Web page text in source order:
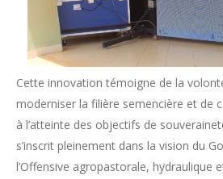
Cette innovation témoigne de la
moderniser la filière semencière et de
à l’atteinte des objectifs de
s’inscrit pleinement dans la vision du
l’Offensive agropastorale, hydraulique